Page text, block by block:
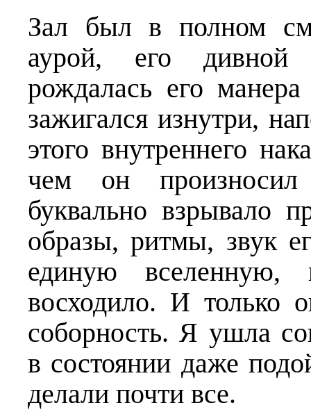
Зал был в полном
аурой, его дивной
рождалась его
зажигался изнутри,
этого внутреннего
чем он
буквально взрывало
образы, ритмы, звук
единую вселенную,
восходило. И только
соборность. Я ушла
в состоянии даже
делали почти все.